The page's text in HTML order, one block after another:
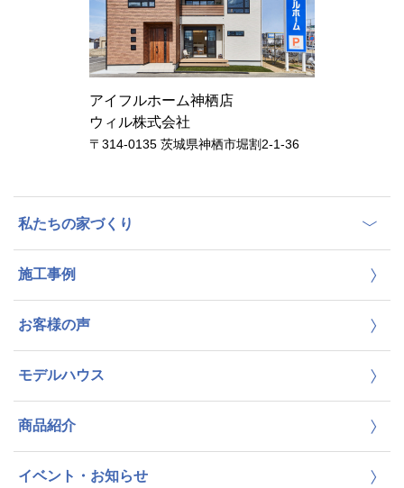
アイフルホーム神栖店
ウィル株式会社
〒314-0135 茨城県神栖市堀割2-1-36
私たちの家づくり
施工事例
お客様の声
モデルハウス
商品紹介
イベント・お知らせ